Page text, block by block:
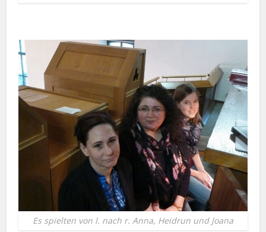
Es spielten von l. nach r. Anna, Heidrun und Joana